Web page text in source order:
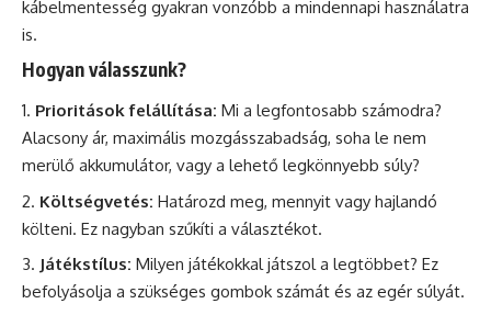
kábelmentesség gyakran vonzóbb a mindennapi használatra
is.
Hogyan válasszunk?
Prioritások felállítása: Mi a legfontosabb számodra?
Alacsony ár, maximális mozgásszabadság, soha le nem
merülő akkumulátor, vagy a lehető legkönnyebb súly?
Költségvetés: Határozd meg, mennyit vagy hajlandó
költeni. Ez nagyban szűkíti a választékot.
Játékstílus: Milyen játékokkal játszol a legtöbbet? Ez
befolyásolja a szükséges gombok számát és az egér súlyát.